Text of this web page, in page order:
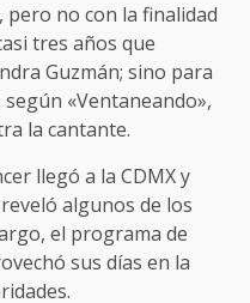
pero no con la finalidad
tres años que
Guzmán; sino para
«Ventaneando»,
la cantante.
llegó a la CDMX y
algunos de los
el programa de
sus días en la